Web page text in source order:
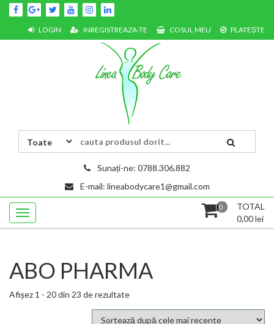
Skip
content
LOGIN INREGISTREAZA-TE COSUL MEU PLATEȘTE
LINEA BODY CARE S.R.L.
produsul
Sunați-ne: 0788.306.882
E-mail: lineabodycare1@gmail.com
0
TOTAL
0,00lei
ABO PHARMA
Afișez 1 - 20 din 23 de rezultateSortat
cele